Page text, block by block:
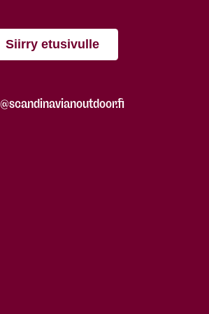
Siirry etusivulle